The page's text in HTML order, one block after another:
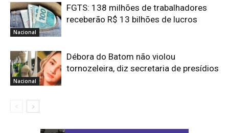
Nacional
FGTS: 138 milhões de trabalhadores
receberão R$ 13 bilhões de lucros
Nacional
Débora do Batom não violou
tornozeleira, diz secretaria de presídios